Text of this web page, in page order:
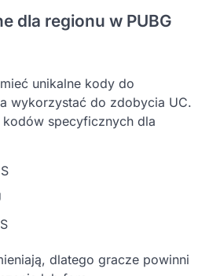
dla regionu w PUBG
unikalne kody do
wykorzystać do zdobycia UC.
kodów specyficznych dla
dlatego gracze powinni